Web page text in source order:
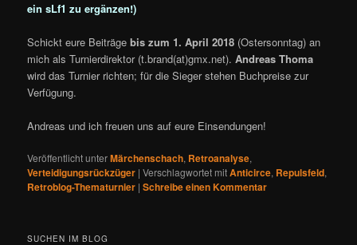
ein sLf1 zu ergänzen!)
Schickt eure Beiträgebis zum 1. April 2018 (Ostersonntag) an
mich als Turnierdirektor (t.brand(at)gmx.net).Andreas Thoma
wird das Turnier richten; für die Sieger stehen Buchpreise zur
Verfügung.
Andreas und ich freuen uns auf eure Einsendungen!
Veröffentlicht unterMärchenschach, Retroanalyse,
Verteidigungsrückzüger |Verschlagwortet mitAnticirce, Repulsfeld,
Retroblog-Thematurnier |Schreibe einen Kommentar
SUCHEN IM BLOG